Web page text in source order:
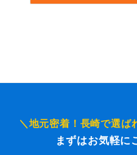
＼地元密着！長崎で選ば
まずはお気軽に